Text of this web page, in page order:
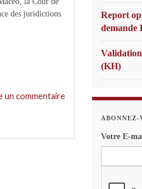
des juridictions
un commentaire
Report
demande
(KH)
ABONNEZ-
Votre E-